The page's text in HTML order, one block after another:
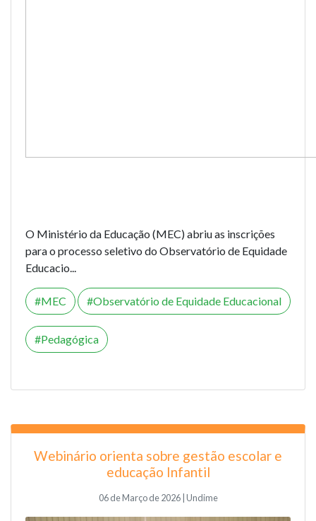
O Ministério da Educação (MEC) abriu as inscrições
para o processo seletivo do Observatório de Equidade
Educacio...
MEC Observatório de Equidade Educacional
Pedagógica
Webinário orienta sobre gestão escolar e
educação Infantil
06 de Março de 2026 | Undime